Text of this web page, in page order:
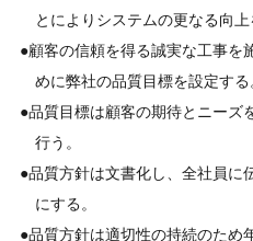
とによりシステムの更なる向上
顧客の信頼を得る誠実な工事を
めに弊社の品質目標を設定する
品質目標は顧客の期待とニーズ
行う。
品質方針は文書化し、全社員に
にする。
品質方針は適切性の持続のため